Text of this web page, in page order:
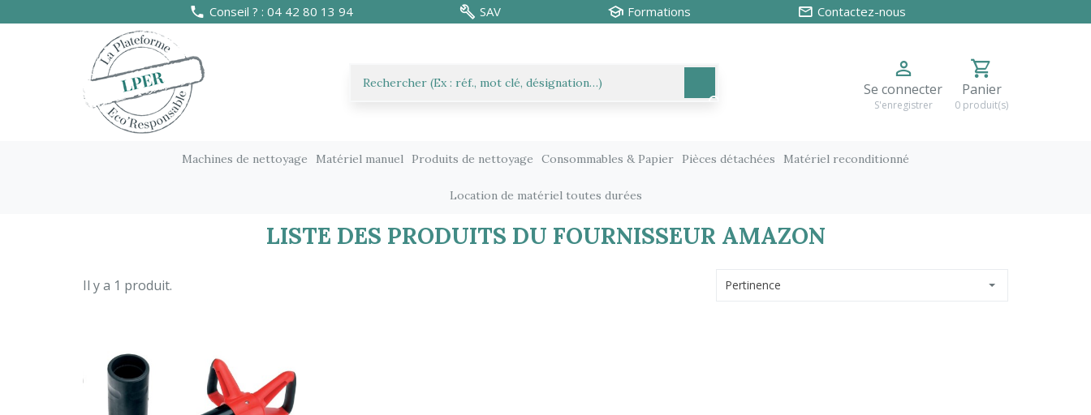
Conseil ? : 04 42 80 13 94 SAV Formations Contactez-nous
Se connecter
S'enregistrer
Panier
0 produit(s)
Machines de nettoyage Matériel manuel Produits de nettoyage Consommables & Papier Pièces détachées Matériel reconditionné
Location de matériel toutes durées
LISTE DES PRODUITS DU FOURNISSEUR AMAZON
Il y a 1 produit. Pertinence